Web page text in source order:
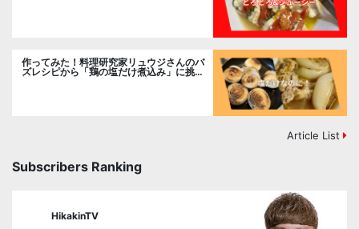
作ってみた！料理研究家リュウジさんのバ
ズレシピから「鶏の塩だけ煮込み」に挑
Article List
Subscribers Ranking
HikakinTV